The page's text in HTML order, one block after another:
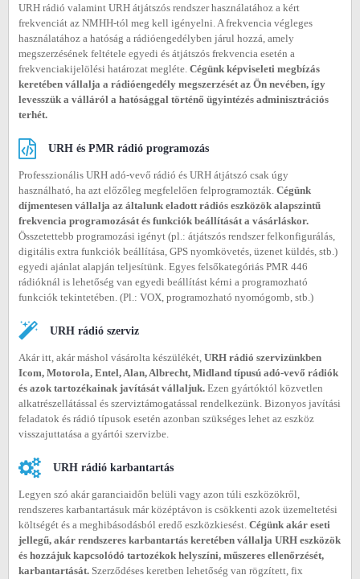
URH rádió valamint URH átjátszós rendszer használatához a kért
frekvenciát az NMHH-tól meg kell igényelni. A frekvencia végleges
használatához a hatóság a rádióengedélyben járul hozzá, amely
megszerzésének feltétele egyedi és átjátszós frekvencia esetén a
frekvenciakijelölési határozat megléte. Cégünk képviseleti megbízás
keretében vállalja a rádióengedély megszerzését az Ön nevében, így
levesszük a válláról a hatósággal történő ügyintézés adminisztrációs
terhét.
URH és PMR rádió programozás
Professzionális URH adó-vevő rádió és URH átjátszó csak úgy
használható, ha azt előzőleg megfelelően felprogramozták. Cégünk
díjmentesen vállalja az általunk eladott rádiós eszközök alapszintű
frekvencia programozását és funkciók beállítását a vásárláskor.
Összetettebb programozási igényt (pl.: átjátszós rendszer felkonfigurálás,
digitális extra funkciók beállítása, GPS nyomkövetés, üzenet küldés, stb.)
egyedi ajánlat alapján teljesítünk. Egyes felsőkategóriás PMR 446
rádióknál is lehetőség van egyedi beállítást kérni a programozható
funkciók tekintetében. (Pl.: VOX, programozható nyomógomb, stb.)
URH rádió szerviz
Akár itt, akár máshol vásárolta készülékét, URH rádió szervizünkben
Icom, Motorola, Entel, Alan, Albrecht, Midland típusú adó-vevő rádiók
és azok tartozékainak javítását vállaljuk. Ezen gyártóktól közvetlen
alkatrészellátással és szerviztámogatással rendelkezünk. Bizonyos javítási
feladatok és rádió típusok esetén azonban szükséges lehet az eszköz
visszajuttatása a gyártói szervizbe.
URH rádió karbantartás
Legyen szó akár garanciaidőn belüli vagy azon túli eszközökről,
rendszeres karbantartásuk már középtávon is csökkenti azok üzemeltetési
költségét és a meghibásodásból eredő eszközkiesést. Cégünk akár eseti
jellegű, akár rendszeres karbantartás keretében vállalja URH eszközök
és hozzájuk kapcsolódó tartozékok helyszíni, műszeres ellenőrzését,
karbantartását. Szerződéses keretben lehetőség van rögzített, fix